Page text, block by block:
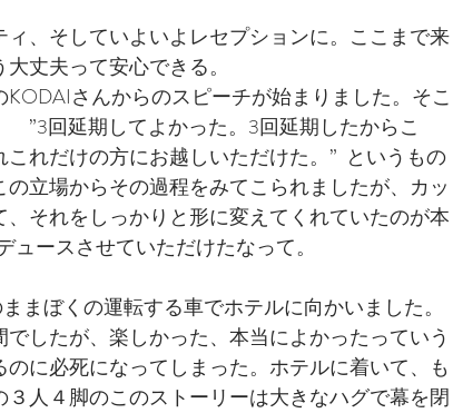
、そしていよいよレセプションに。ここまで来
丈夫って安心できる。
さんからのスピーチが始まりました。そこ
”3回延期してよかった。3回延期したからこ
れだけの方にお越しいただけた。”  というもの
立場からその過程をみてこられましたが、カッ
それをしっかりと形に変えてくれていたのが本
ースさせていただけたなって。
まぼくの運転する車でホテルに向かいました。
したが、楽しかった、本当によかったっていう
に必死になってしまった。ホテルに着いて、も
人４脚のこのストーリーは大きなハグで幕を閉